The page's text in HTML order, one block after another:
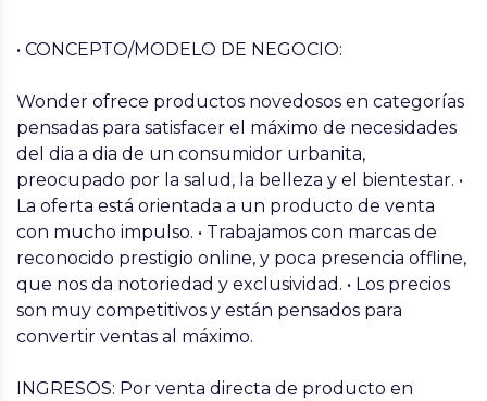
• CONCEPTO/MODELO DE NEGOCIO:
Wonder ofrece productos novedosos en categorías
pensadas para satisfacer el máximo de necesidades
del dia a dia de un consumidor urbanita,
preocupado por la salud, la belleza y el bientestar. •
La oferta está orientada a un producto de venta
con mucho impulso. • Trabajamos con marcas de
reconocido prestigio online, y poca presencia offline,
que nos da notoriedad y exclusividad. • Los precios
son muy competitivos y están pensados para
convertir ventas al máximo.
INGRESOS: Por venta directa de producto en